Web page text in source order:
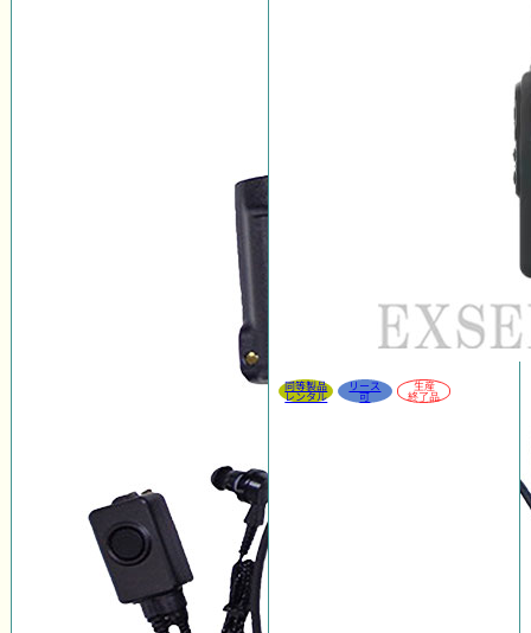
同等製品
レンタル
リース
可
生産
終了品